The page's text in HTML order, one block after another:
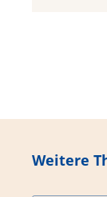
Weitere